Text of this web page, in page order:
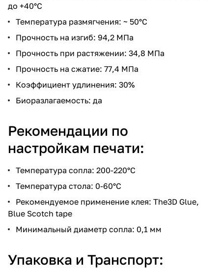
до +40°C
Температура размягчения: ~ 50°C
Прочность на изгиб: 94,2 МПа
Прочность при растяжении: 34,8 МПа
Прочность на сжатие: 77,4 МПа
Коэффициент удлинения: 30%
Биоразлагаемость: да
Рекомендации по
настройкам печати:
Температура сопла: 200-220°C
Температура стола: 0-60°C
Рекомендуемое применение клея: The3D Glue,
Blue Scotch tape
Минимальный диаметр сопла: 0,1 мм
Упаковка и Транспорт: